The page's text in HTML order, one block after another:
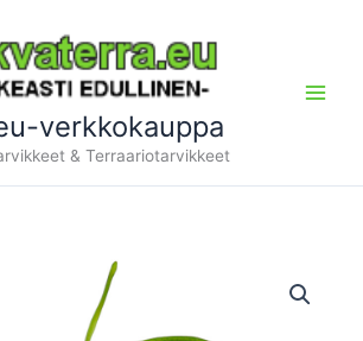
verkkokauppa
& Terraariotarvikkeet